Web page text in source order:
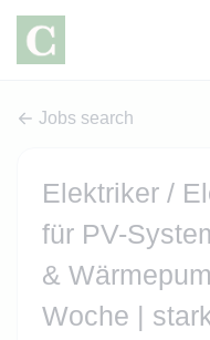
Jobs search
Elektriker /
für PV-
&
Woche |